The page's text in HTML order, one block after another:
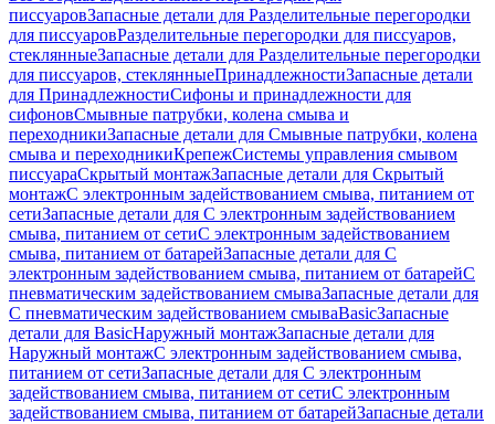
писсуаровЗапасные детали для Разделительные перегородки
для писсуаровРазделительные перегородки для писсуаров,
стеклянныеЗапасные детали для Разделительные перегородки
для писсуаров, стеклянныеПринадлежностиЗапасные детали
для ПринадлежностиСифоны и принадлежности для
сифоновСмывные патрубки, колена смыва и
переходникиЗапасные детали для Смывные патрубки, колена
смыва и переходникиКрепежСистемы управления смывом
писсуараСкрытый монтажЗапасные детали для Скрытый
монтажС электронным задействованием смыва, питанием от
сетиЗапасные детали для С электронным задействованием
смыва, питанием от сетиС электронным задействованием
смыва, питанием от батарейЗапасные детали для С
электронным задействованием смыва, питанием от батарейС
пневматическим задействованием смываЗапасные детали для
С пневматическим задействованием смываBasicЗапасные
детали для BasicНаружный монтажЗапасные детали для
Наружный монтажС электронным задействованием смыва,
питанием от сетиЗапасные детали для С электронным
задействованием смыва, питанием от сетиС электронным
задействованием смыва, питанием от батарейЗапасные детали